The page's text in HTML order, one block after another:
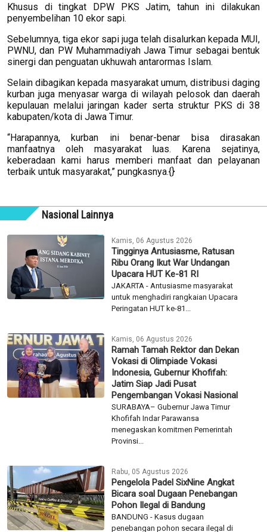
Khusus di tingkat DPW PKS Jatim, tahun ini dilakukan
penyembelihan 10 ekor sapi.
Sebelumnya, tiga ekor sapi juga telah disalurkan kepada MUI,
PWNU, dan PW Muhammadiyah Jawa Timur sebagai bentuk
sinergi dan penguatan ukhuwah antarormas Islam.
Selain dibagikan kepada masyarakat umum, distribusi daging
kurban juga menyasar warga di wilayah pelosok dan daerah
kepulauan melalui jaringan kader serta struktur PKS di 38
kabupaten/kota di Jawa Timur.
“Harapannya, kurban ini benar-benar bisa dirasakan
manfaatnya oleh masyarakat luas. Karena sejatinya,
keberadaan kami harus memberi manfaat dan pelayanan
terbaik untuk masyarakat,” pungkasnya.{}
Nasional Lainnya
Kamis, 06 Agustus 2026
Tingginya Antusiasme, Ratusan
Ribu Orang Ikut War Undangan
Upacara HUT Ke-81 RI
JAKARTA - Antusiasme masyarakat
untuk menghadiri rangkaian Upacara
Peringatan HUT ke-81...
Kamis, 06 Agustus 2026
Ramah Tamah Rektor dan Dekan
Vokasi di Olimpiade Vokasi
Indonesia, Gubernur Khofifah:
Jatim Siap Jadi Pusat
Pengembangan Vokasi Nasional
SURABAYA– Gubernur Jawa Timur
Khofifah Indar Parawansa
menegaskan komitmen Pemerintah
Provinsi...
Rabu, 05 Agustus 2026
Pengelola Padel SixNine Angkat
Bicara soal Dugaan Penebangan
Pohon Ilegal di Bandung
BANDUNG - Kasus dugaan
penebangan pohon secara ilegal di